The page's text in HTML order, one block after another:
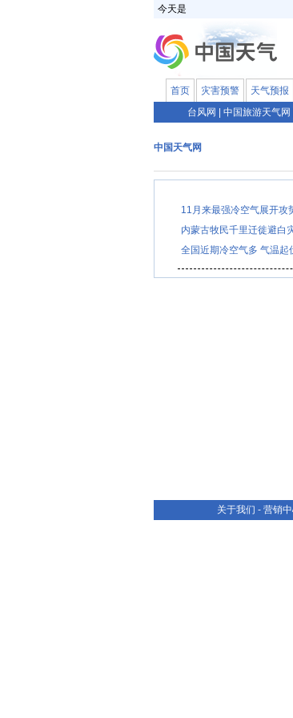
今天是
首页 灾害预警 天气预报
台风网
中国旅游天气网
中国天气网
11月来最强冷空气展开攻
内蒙古牧民千里迁徙避白
全国近期冷空气多 气温起
关于我们 - 营销